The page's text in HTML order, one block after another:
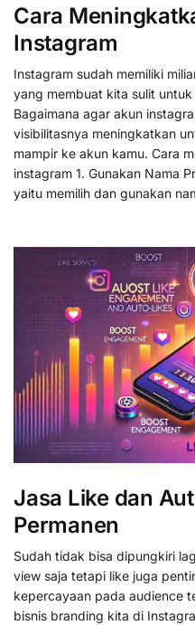
Cara
Instagram
Instagram sudah memiliki
yang membuat kita sulit
Bagaimana agar akun
visibilitasnya meningkatkan
mampir ke akun kamu. Cara
instagram 1. Gunakan Nama
yaitu memilih dan gunakan
Jasa Like dan
Permanen
Sudah tidak bisa dipungkiri
view saja tetapi like juga
kepercayaan pada audience
bisnis branding kita di